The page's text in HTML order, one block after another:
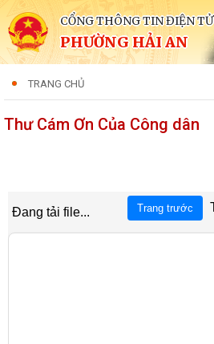
CỔNG THÔNG TIN ĐIỆN TỬ
PHƯỜNG HẢI AN
TRANG CHỦ
Thư Cám Ơn Của Công dân